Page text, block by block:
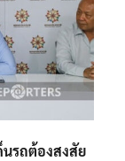
รถต้องสงสัย